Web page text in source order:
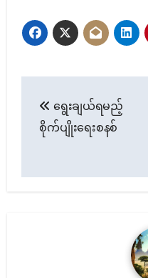
navigation
ရွေးချယ်ရမည့်
စိုက်ပျိုးရေးစနစ်